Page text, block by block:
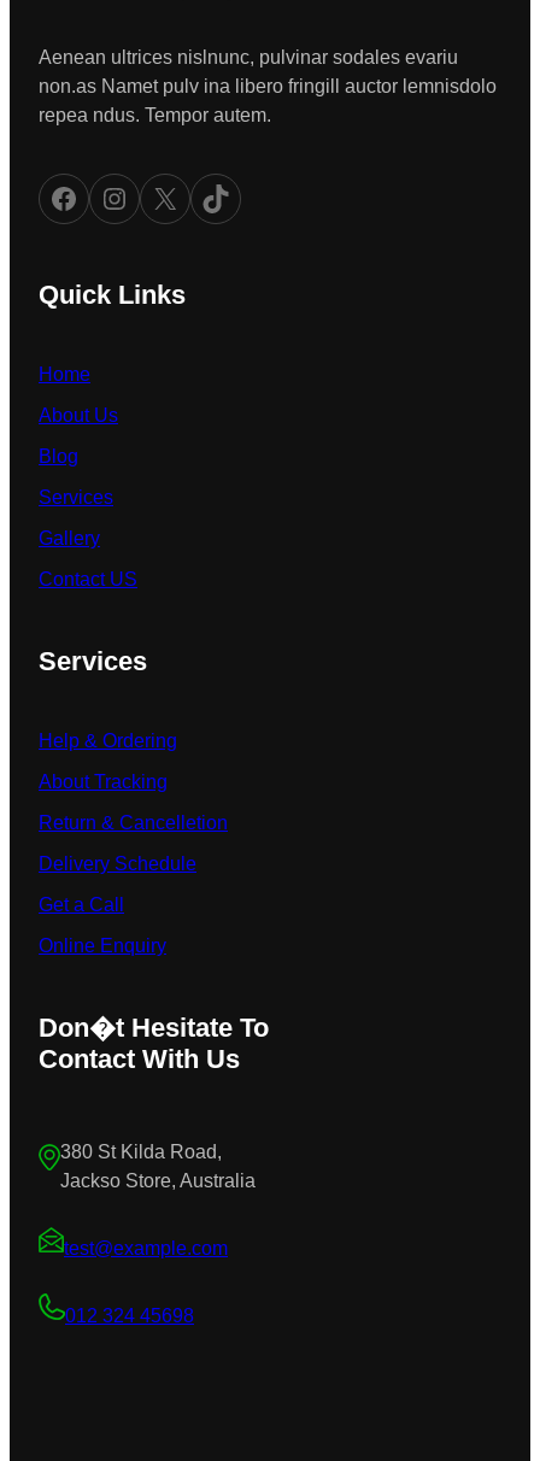
Aenean ultrices nislnunc, pulvinar sodales evariu
non.as Namet pulv ina libero fringill auctor lemnisdolo
repea ndus. Tempor autem.
Facebook Instagram X TikTok
Quick Links
Home
About Us
Blog
Services
Gallery
Contact US
Services
Help & Ordering
About Tracking
Return & Cancelletion
Delivery Schedule
Get a Call
Online Enquiry
Don�t Hesitate To
Contact With Us
380 St Kilda Road,
Jackso Store, Australia
test@example.com
012 324 45698